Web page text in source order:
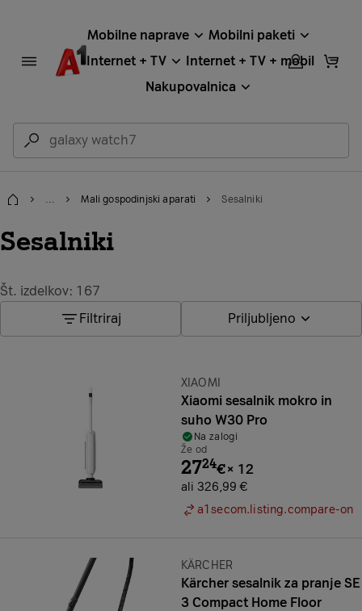
Mobilne naprave
Mobilni paketi
Internet + TV
Internet + TV + mobil
Nakupovalnica
Domov
... Mali gospodinjski aparati Sesalniki
Sesalniki
Št. izdelkov: 167
Filtriraj
Priljubljeno
Znamka:
XIAOMI
Xiaomi sesalnik mokro in
suho W30 Pro
Na zalogi
Že od
2724€× 12
ali 326,99 €
a1secom.listing.compare-on
Znamka:
KÄRCHER
Kärcher sesalnik za pranje SE
3 Compact Home Floor